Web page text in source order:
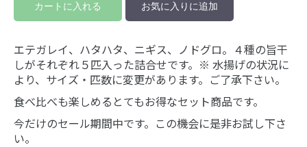
カートに入れる お気に入りに追加
エテガレイ、ハタハタ、ニギス、ノドグロ。４種の旨干
しがそれぞれ５匹入った詰合せです。※ 水揚げの状況に
より、サイズ・匹数に変更があります。ご了承下さい。
食べ比べも楽しめるとてもお得なセット商品です。
今だけのセール期間中です。この機会に是非お試し下さ
い。